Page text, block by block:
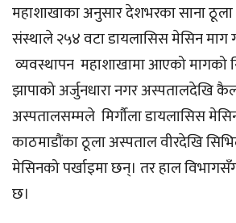
महाशाखाका अनुसार देशभरका साना ठूला
संस्थाले २५४ वटा डायलासिस मेसिन
व्यवस्थापन महाशाखामा आएको मागको
झापाको अर्जुनधारा नगर अस्पतालदेखि
अस्पतालसम्मले मिर्गौला डायलासिस
काठमाडौंका ठूला अस्पताल वीरदेखि
मेसिनको पर्खाइमा छन्। तर हाल
छ।